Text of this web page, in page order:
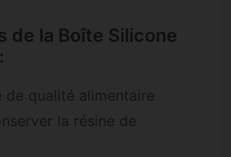
de la Boîte Silicone
de qualité alimentaire
la résine de